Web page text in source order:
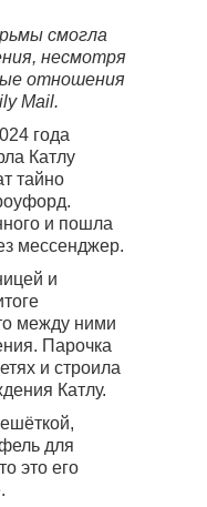
смогла
несмотря
отношения
Mail.
года
Катлу
тайно
и пошла
мессенджер.
и
между ними
Парочка
и строила
Катлу.
для
это его